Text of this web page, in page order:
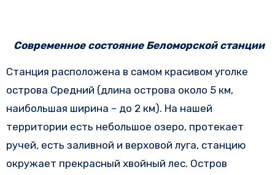
Современное состояние Беломорской станции
Станция расположена в самом красивом уголке
острова Средний (длина острова около 5 км,
наибольшая ширина – до 2 км). На нашей
территории есть небольшое озеро, протекает
ручей, есть заливной и верховой луга, станцию
окружает прекрасный хвойный лес. Остров